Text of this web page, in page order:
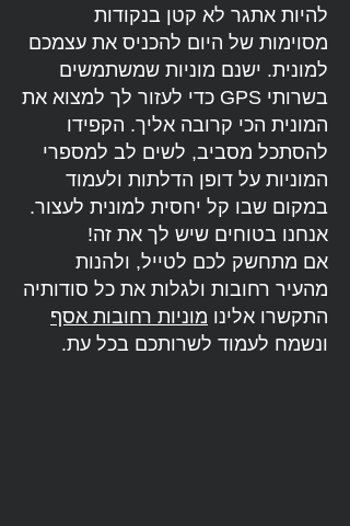
להיות אתגר לא קטן בנקודות
מסוימות של היום להכניס את עצמכם
למונית. ישנם מוניות שמשתמשים
בשרותי GPS כדי לעזור לך למצוא את
המונית הכי קרובה אליך. הקפידו
להסתכל מסביב, לשים לב למספרי
המוניות על דופן הדלתות ולעמוד
במקום שבו קל יחסית למונית לעצור.
אנחנו בטוחים שיש לך את זה!
אם מתחשק לכם לטייל, ולהנות
מהעיר רחובות ולגלות את כל סודותיה
התקשרו אלינו מוניות רחובות אסף
ונשמח לעמוד לשרותכם בכל עת.